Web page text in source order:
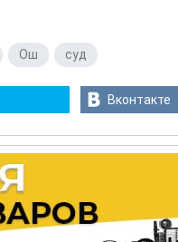
Ош суд
Вконтакте